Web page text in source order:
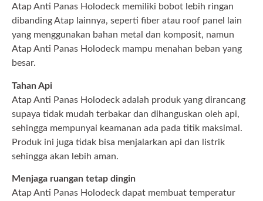
Atap Anti Panas Holodeck memiliki bobot lebih ringan
dibanding Atap lainnya, seperti fiber atau roof panel lain
yang menggunakan bahan metal dan komposit, namun
Atap Anti Panas Holodeck mampu menahan beban yang
besar.
Tahan Api
Atap Anti Panas Holodeck adalah produk yang dirancang
supaya tidak mudah terbakar dan dihanguskan oleh api,
sehingga mempunyai keamanan ada pada titik maksimal.
Produk ini juga tidak bisa menjalarkan api dan listrik
sehingga akan lebih aman.
Menjaga ruangan tetap dingin
Atap Anti Panas Holodeck dapat membuat temperatur